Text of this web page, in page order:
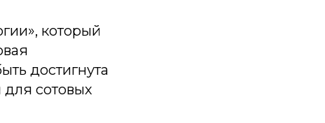
который
достигнута
сотовых